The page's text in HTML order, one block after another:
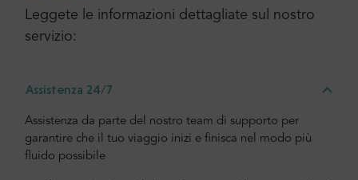
Leggete le informazioni dettagliate sul nostro
servizio:
Assistenza 24/7
Assistenza da parte del nostro team di supporto per
garantire che il tuo viaggio inizi e finisca nel modo più
fluido possibile